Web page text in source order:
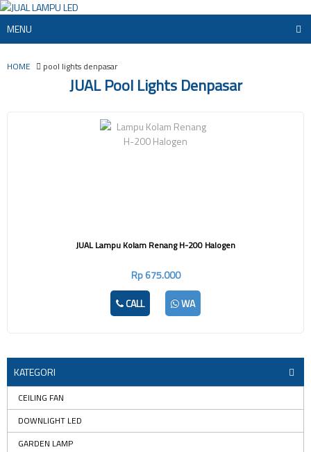
MENU
HOME pool lights denpasar
JUAL Pool Lights Denpasar
JUAL Lampu Kolam Renang H-200 Halogen
Rp 675.000
CALL
WA
KATEGORI
CEILING FAN
DOWNLIGHT LED
GARDEN LAMP